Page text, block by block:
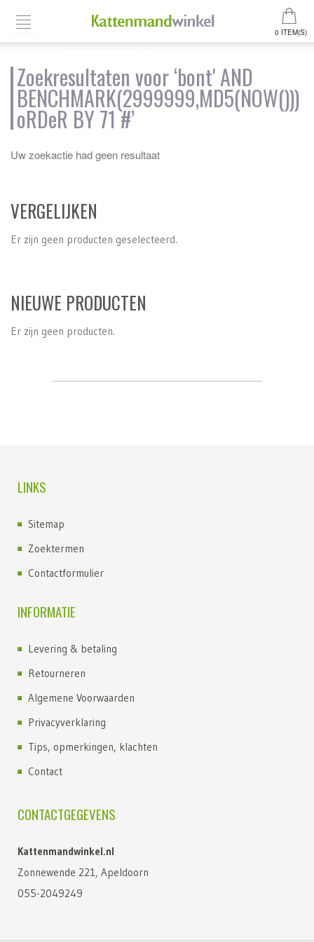
0 ITEM(S)
Zoekresultaten voor ‘bont' AND
BENCHMARK(2999999,MD5(NOW()))
oRDeR BY 71 #’
Uw zoekactie had geen resultaat
VERGELIJKEN
Er zijn geen producten geselecteerd.
NIEUWE PRODUCTEN
Er zijn geen producten.
LINKS
Sitemap
Zoektermen
Contactformulier
INFORMATIE
Levering & betaling
Retourneren
Algemene Voorwaarden
Privacyverklaring
Tips, opmerkingen, klachten
Contact
CONTACTGEGEVENS
Kattenmandwinkel.nl
Zonnewende 221, Apeldoorn
055-2049249